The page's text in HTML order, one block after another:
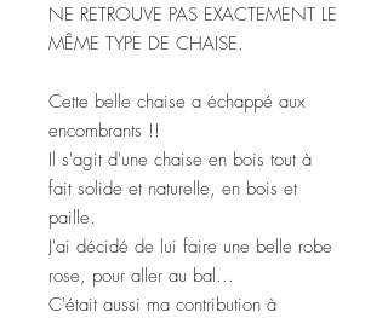
NE RETROUVE PAS EXACTEMENT LE
MÊME TYPE DE CHAISE.
Cette belle chaise a échappé aux
encombrants !!
Il s'agit d'une chaise en bois tout à
fait solide et naturelle, en bois et
paille.
J'ai décidé de lui faire une belle robe
rose, pour aller au bal...
C'était aussi ma contribution à